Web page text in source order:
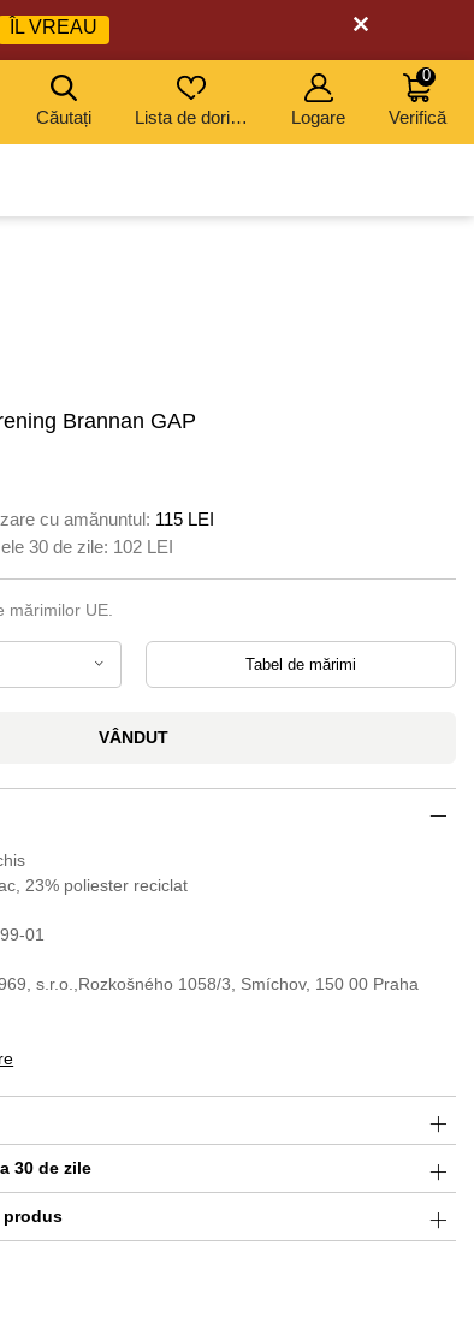
ÎL VREAU
Căutați Lista de dorințe Logare Verifică
0
Brannan GAP
cu amănuntul: 115 LEI
30 de zile: 102 LEI
mărimilor UE.
Tabel de mărimi
VÂNDUT
23% poliester reciclat
01
s.r.o.,Rozkošného 1058/3, Smíchov, 150 00 Praha
30 de zile
produs